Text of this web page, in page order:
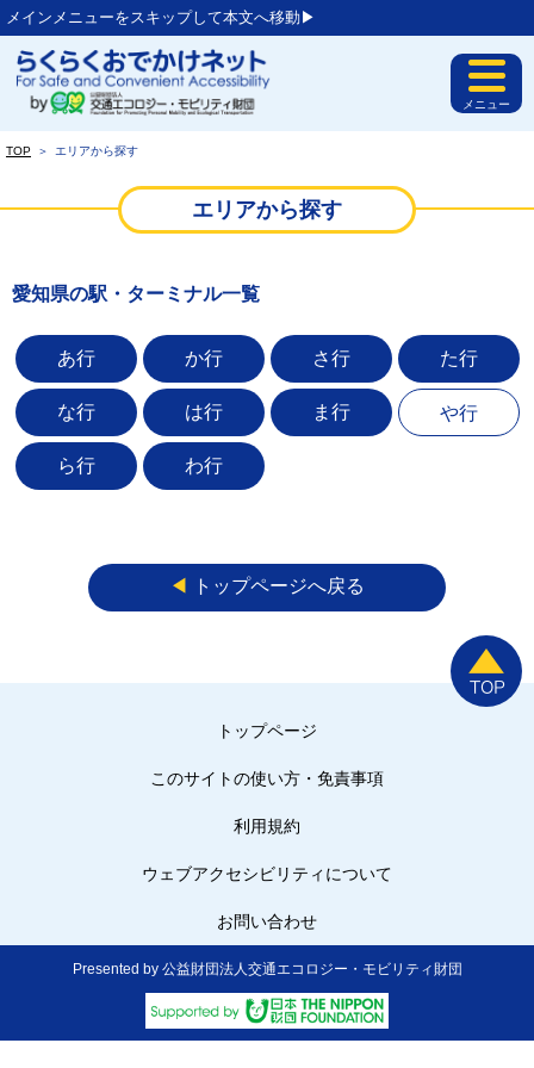
メインメニューをスキップして本文へ移動▶︎
メニュー
TOP ＞ エリアから探す
エリアから探す
愛知県の駅・ターミナル一覧
あ行 か行 さ行 た行
な行 は行 ま行 や行
ら行 わ行
◀︎ トップページへ戻る
トップページ
このサイトの使い方・免責事項
利用規約
ウェブアクセシビリティについて
お問い合わせ
Presented by 公益財団法人交通エコロジー・モビリティ財団